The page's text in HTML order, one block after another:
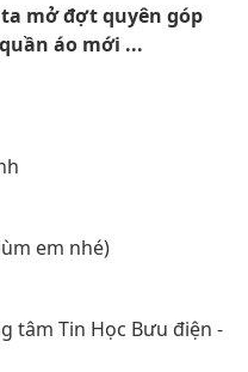
mở đợt quyên góp
áo mới ...
em nhé)
tâm Tin Học Bưu điện -